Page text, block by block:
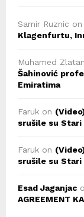
Samir Ruznic on
Klagenfurtu,
Muhamed
Šahinović
Emiratima
Faruk on
srušile su
Faruk on
srušile su
Esad Jaganjac
AGREEMENT